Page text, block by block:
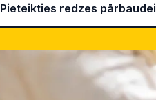
Pieteikties redzes pārbaudei